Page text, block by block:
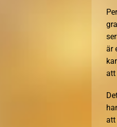
är
att
att